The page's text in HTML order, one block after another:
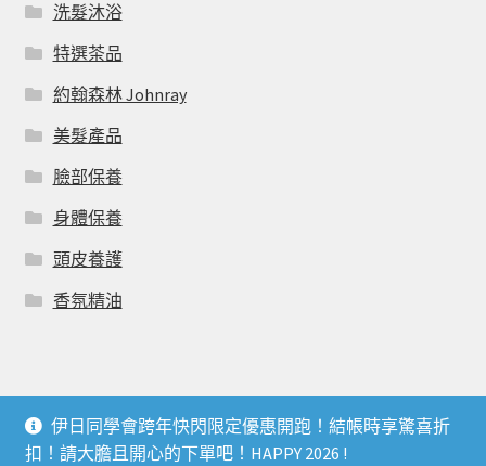
伊日同學會跨年快閃限定優惠開跑！結帳時享驚喜折
扣！請大膽且開心的下單吧！HAPPY 2026 !
洗髮沐浴
特選茶品
約翰森林 Johnray
美髮產品
臉部保養
身體保養
頭皮養護
香氛精油
© 伊日同學會 YIRI LIVING CLUB 2026